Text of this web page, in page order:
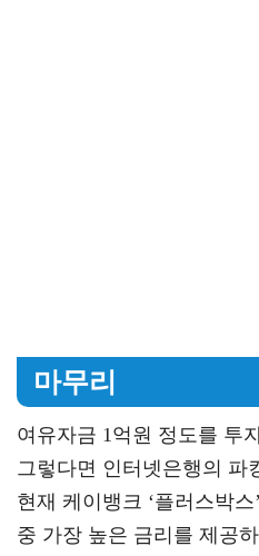
마무리
여유자금 1억원 정도를 투
그렇다면 인터넷은행의 파
현재 케이뱅크 ‘플러스박
중 가장 높은 금리를 제공